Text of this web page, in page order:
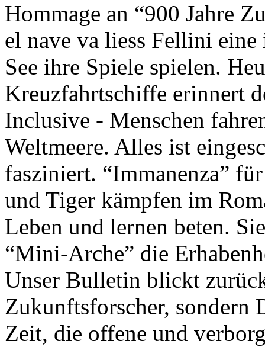
Hommage an “900 Jahre
el nave va liess Fellini
See ihre Spiele spielen.
Kreuzfahrtschiffe erinnert
Inclusive - Menschen
Weltmeere. Alles ist
fasziniert. “Immanenza”
und Tiger kämpfen im
Leben und lernen beten.
“Mini-Arche” die
Unser Bulletin blickt
Zukunftsforscher, sondern
Zeit, die offene und